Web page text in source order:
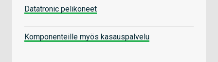
Datatronic pelikoneet
Komponenteille myös kasauspalvelu